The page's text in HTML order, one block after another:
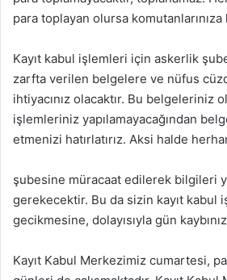
para toplayan olursa
Kayıt kabul işlemleri için askerlik
zarfta verilen belgelere ve nüfus
ihtiyacınız olacaktır. Bu belgeleriniz
işlemleriniz yapılamayacağından
etmenizi hatırlatırız. Aksi halde
şubesine müracaat edilerek bilgileri
gerekecektir. Bu da sizin kayıt kabul
gecikmesine, dolayısıyla gün
Kayıt Kabul Merkezimiz cumartesi,